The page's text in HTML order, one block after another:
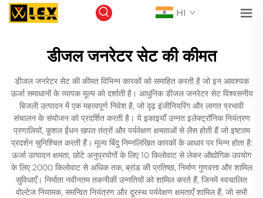
HI
डीजल जनरेटर सेट की कीमत
डीजल जनरेटर सेट की कीमत विभिन्न कारकों को समाहित करती है जो इन आवश्यक
ऊर्जा समाधानों के व्यापक मूल्य को दर्शाती है। आधुनिक डीजल जनरेटर सेट विश्वसनीय
बिजली उत्पादन में एक महत्वपूर्ण निवेश है, जो दृढ़ इंजीनियरिंग और लागत प्रभावी
संचालन के संयोजन को प्रदर्शित करती है। ये इकाइयाँ उन्नत इलेक्ट्रॉनिक नियंत्रण
प्रणालियों, कुशल ईंधन खपत तंत्रों और पर्यवेक्षण क्षमताओं से लैस होती हैं जो इष्टतम
प्रदर्शन सुनिश्चित करती हैं। मूल्य बिंदु निम्नलिखित कारकों के आधार पर भिन्न होता है:
ऊर्जा उत्पादन क्षमता, छोटे अनुप्रयोगों के लिए 10 किलोवाट से लेकर औद्योगिक उपयोग
के लिए 2000 किलोवाट से अधिक तक, ब्रांड की प्रतिष्ठा, निर्माण गुणवत्ता और शामिल
सुविधाएँ। निर्माता नवीनतम तकनीकी उन्नतियों को शामिल करते हैं, जिनमें स्वचालित
वोल्टेज नियामक, समन्वित नियंत्रण और दूरस्थ पर्यवेक्षण क्षमताएँ शामिल हैं, जो सभी